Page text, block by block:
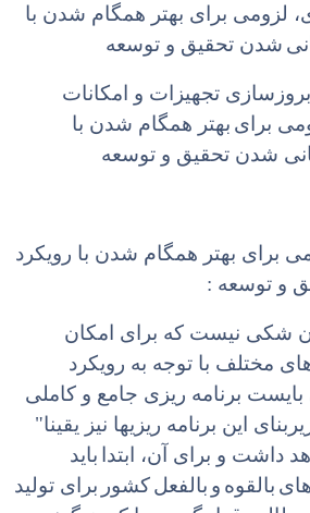
لزومی برای بهتر همگام شدن با
شدن تحقیق و توسعه
تجهیزات و امکانات
برای بهتر همگام شدن با
شدن تحقیق و توسعه
برای بهتر همگام شدن با رویکرد
و توسعه :
شکی نیست که برای امکان
مختلف با توجه به رویکرد
برنامه ریزی جامع و کاملی
این برنامه ریزیها نیز یقینا"
داشت و برای آن، ابتدا باید
بالقوه و بالفعلکشور برای تولید